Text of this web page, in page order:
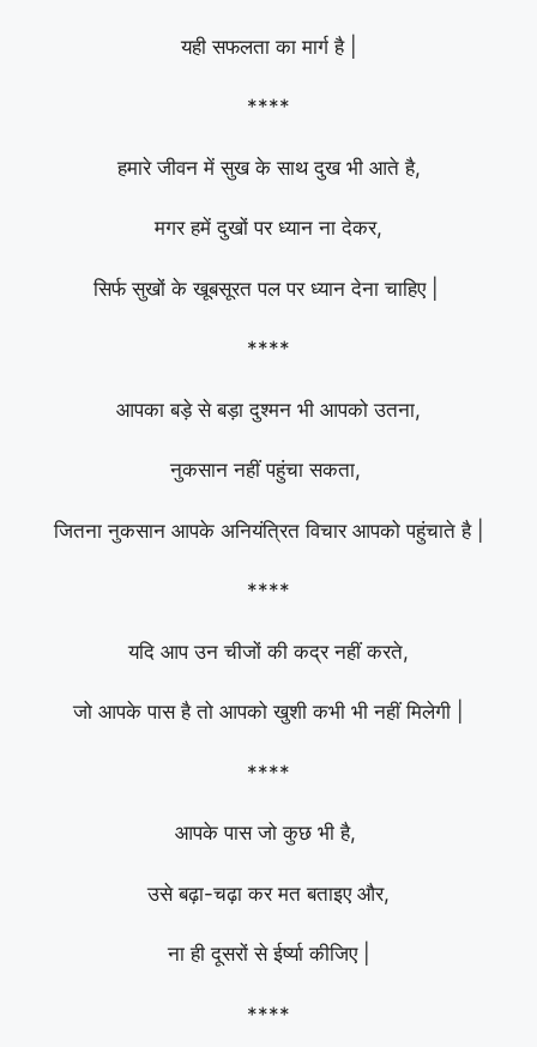
यही सफलता का मार्ग है |
****
हमारे जीवन में सुख के साथ दुख भी आते है,
मगर हमें दुखों पर ध्यान ना देकर,
सिर्फ सुखों के खूबसूरत पल पर ध्यान देना चाहिए |
****
आपका बड़े से बड़ा दुश्मन भी आपको उतना,
नुकसान नहीं पहुंचा सकता,
जितना नुकसान आपके अनियंत्रित विचार आपको पहुंचाते है |
****
यदि आप उन चीजों की कद्र नहीं करते,
जो आपके पास है तो आपको खुशी कभी भी नहीं मिलेगी |
****
आपके पास जो कुछ भी है,
उसे बढ़ा-चढ़ा कर मत बताइए और,
ना ही दूसरों से ईर्ष्या कीजिए |
****